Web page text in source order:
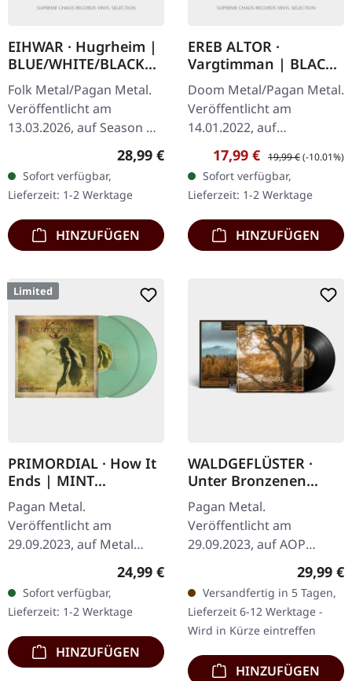
EIHWAR · Hugrheim |
BLUE/WHITE/BLACK
LP
Folk Metal/Pagan Metal.
Veröffentlicht am
13.03.2026, auf Season Of
Mist. Blau/Weiß/Schwarz
marmoriertes Vinyl im
Gatefold-Cover mit Insert
und…
Regulärer Preis:
28,99 €
Sofort verfügbar,
Lieferzeit: 1-2 Werktage
HINZUFÜGEN
EREB ALTOR ·
Vargtimman | BLACK
LP
Doom Metal/Pagan Metal.
Veröffentlicht am
14.01.2022, auf
Hammerheart Records.
Schwarzes Vinyl.
"Vargtimman" von EREB
ALTOR ist eine mystische
Reise…
Verkaufspreis:
17,99 € Regulärer Preis:
19,99 €(-10.01%)
Sofort verfügbar,
Lieferzeit: 1-2 Werktage
HINZUFÜGEN
Limited
PRIMORDIAL · How It
Ends | MINT
MARBLED DOUBLE 2LP
Pagan Metal.
Veröffentlicht am
29.09.2023, auf Metal
Blade Records. Mint
marmoriertes Doppel-
Vinyl im Gatefold-Cover.
Limitiert auf 500
Exemplare.…
Regulärer Preis:
24,99 €
Sofort verfügbar,
Lieferzeit: 1-2 Werktage
HINZUFÜGEN
WALDGEFLÜSTER ·
Unter Bronzenen
Kronen | BLACK LP
Pagan Metal.
Veröffentlicht am
29.09.2023, auf AOP
Records. Schwarzes Vinyl
Waldgeflüster kehrt mit
"Unter Bronzenen
Kronen"…
29,99 €
Versandfertig in 5 Tagen,
Lieferzeit 6-12 Werktage -
Wird in Kürze eintreffen
HINZUFÜGEN